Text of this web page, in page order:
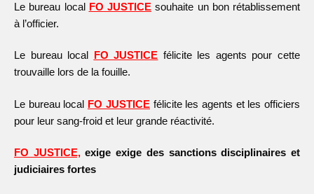
Le bureau local FO JUSTICE souhaite un bon rétablissement
à l’officier.
Le bureau local FO JUSTICE félicite les agents pour cette
trouvaille lors de la fouille.
Le bureau local FO JUSTICEfélicite les agents et les officiers
pour leur sang-froid et leur grande réactivité.
FO JUSTICE,exige exige des sanctions disciplinaires et
judiciaires fortes